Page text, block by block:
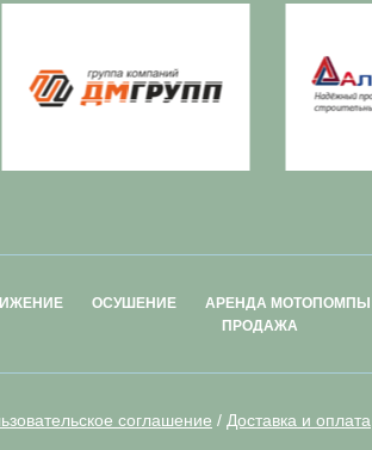
ОСУШЕНИЕ АРЕНДА МОТОПОМПЫ
ПРОДАЖА
соглашение / Доставка и оплата